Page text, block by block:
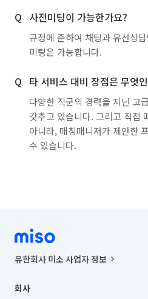
사전미팅이 가능한가요?
규정에 준하여 채팅과 유선상
미팅은 가능합니다.
타 서비스 대비 장점은 무엇
다양한 직군의 경력을 지닌 고
갖추고 있습니다. 그리고 직접
아니라, 매칭매니저가 제안한
수 있습니다.
유한회사 미소 사업자 정보
00019 |
회사